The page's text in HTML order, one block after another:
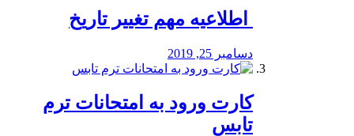
️ اطلاعیه مهم تغییر تاریخ
دسامبر 25, 2019
کارت ورود به امتحانات ترم
تابس